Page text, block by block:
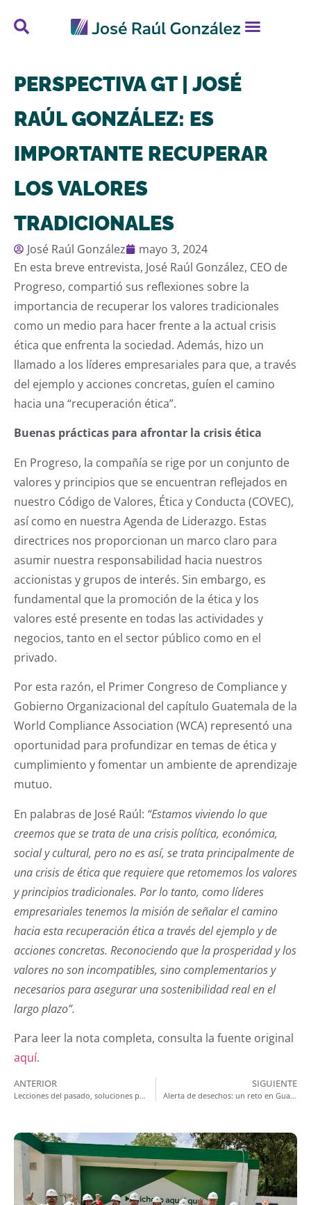
PERSPECTIVA GT | JOSÉ
RAÚL GONZÁLEZ: ES
IMPORTANTE RECUPERAR
LOS VALORES
TRADICIONALES
José Raúl González
mayo 3, 2024
En esta breve entrevista, José Raúl González, CEO de
Progreso, compartió sus reflexiones sobre la
importancia de recuperar los valores tradicionales
como un medio para hacer frente a la actual crisis
ética que enfrenta la sociedad. Además, hizo un
llamado a los líderes empresariales para que, a través
del ejemplo y acciones concretas, guíen el camino
hacia una “recuperación ética”.
Buenas prácticas para afrontar la crisis ética
En Progreso, la compañía se rige por un conjunto de
valores y principios que se encuentran reflejados en
nuestro Código de Valores, Ética y Conducta (COVEC),
así como en nuestra Agenda de Liderazgo. Estas
directrices nos proporcionan un marco claro para
asumir nuestra responsabilidad hacia nuestros
accionistas y grupos de interés. Sin embargo, es
fundamental que la promoción de la ética y los
valores esté presente en todas las actividades y
negocios, tanto en el sector público como en el
privado.
Por esta razón, el Primer Congreso de Compliance y
Gobierno Organizacional del capítulo Guatemala de la
World Compliance Association (WCA) representó una
oportunidad para profundizar en temas de ética y
cumplimiento y fomentar un ambiente de aprendizaje
mutuo.
En palabras de José Raúl: “Estamos viviendo lo que
creemos que se trata de una crisis política, económica,
social y cultural, pero no es así, se trata principalmente de
una crisis de ética que requiere que retomemos los valores
y principios tradicionales. Por lo tanto, como líderes
empresariales tenemos la misión de señalar el camino
hacia esta recuperación ética a través del ejemplo y de
acciones concretas. Reconociendo que la prosperidad y los
valores no son incompatibles, sino complementarios y
necesarios para asegurar una sostenibilidad real en el
largo plazo”.
Para leer la nota completa, consulta la fuente original
aquí.
ANTERIOR
Lecciones del pasado, soluciones para el futuro
SIGUIENTE
Alerta de desechos: un reto en Guatemala